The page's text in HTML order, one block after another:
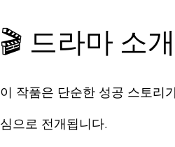
🎬 드라마 소개
이 작품은 단순한 성공 스토리
심으로 전개됩니다.